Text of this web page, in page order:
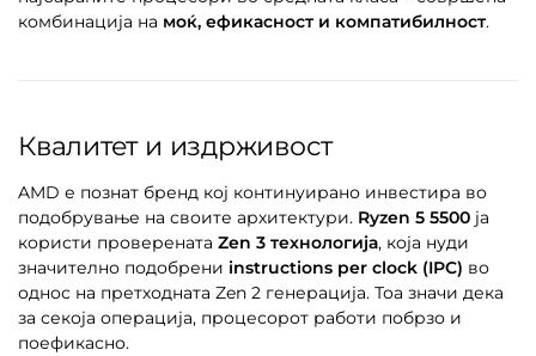
комбинација на моќ, ефикасност и компатибилност.
Квалитет и издрживост
AMD е познат бренд кој континуирано инвестира во
подобрување на своите архитектури. Ryzen 5 5500 ја
користи проверената Zen 3 технологија, која нуди
значително подобрени instructions per clock (IPC) во
однос на претходната Zen 2 генерација. Тоа значи дека
за секоја операција, процесорот работи побрзо и
поефикасно.